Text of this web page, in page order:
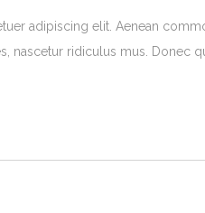
adipiscing elit. Aenean
nascetur ridiculus mus. Donec